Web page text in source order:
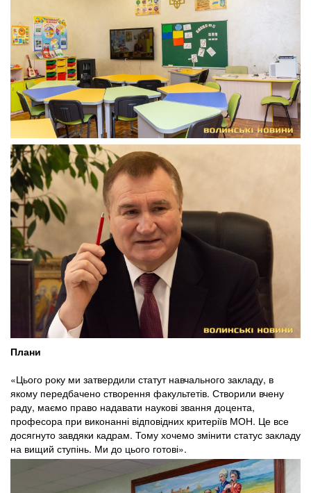
Плани
«Цього року ми затвердили статут навчального закладу, в
якому передбачено створення факультетів. Створили вчену
раду, маємо право надавати наукові звання доцента,
професора при виконанні відповідних критеріїв МОН. Це все
досягнуто завдяки кадрам. Тому хочемо змінити статус закладу
на вищий ступінь. Ми до цього готові».